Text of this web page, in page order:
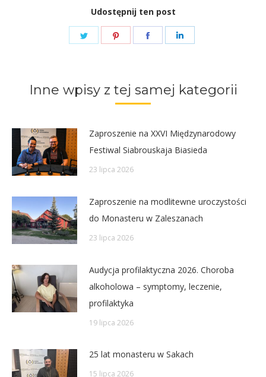
Udostępnij ten post
Share
Share
Share
Inne wpisy z tej samej kategorii
Zaproszenie na XXVI Międzynarodowy
Festiwal Siabrouskaja Biasieda
23 lipca 2026
Zaproszenie na modlitewne uroczystości
do Monasteru w Zaleszanach
23 lipca 2026
Audycja profilaktyczna 2026. Choroba
alkoholowa – symptomy, leczenie,
profilaktyka
19 lipca 2026
25 lat monasteru w Sakach
15 lipca 2026